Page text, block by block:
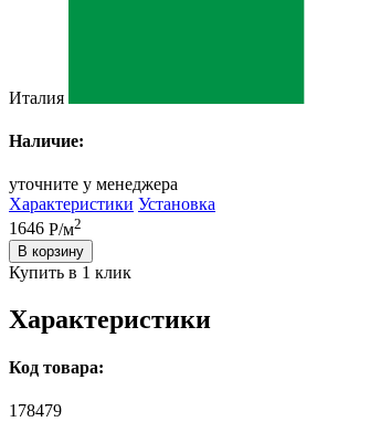
Италия
Наличие:
уточните у менеджера
Характеристики Установка
1646 Р/м2
В корзину
Купить в 1 клик
Характеристики
Код товара:
178479